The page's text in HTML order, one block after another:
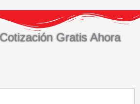
Gratis Ahora